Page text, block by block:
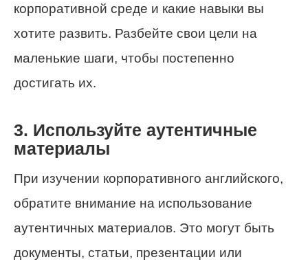
корпоративной среде и какие навыки вы
хотите развить. Разбейте свои цели на
маленькие шаги, чтобы постепенно
достигать их.
3. Используйте аутентичные
материалы
При изучении корпоративного английского,
обратите внимание на использование
аутентичных материалов. Это могут быть
документы, статьи, презентации или